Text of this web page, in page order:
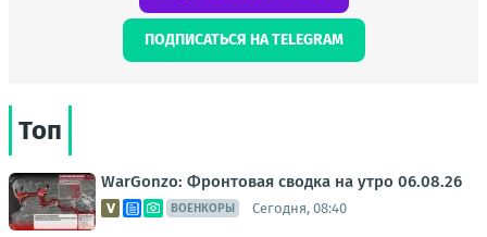
ПОДПИСАТЬСЯ НА TELEGRAM
Топ
WarGonzo: Фронтовая сводка на утро 06.08.26
ВОЕНКОРЫ Сегодня, 08:40